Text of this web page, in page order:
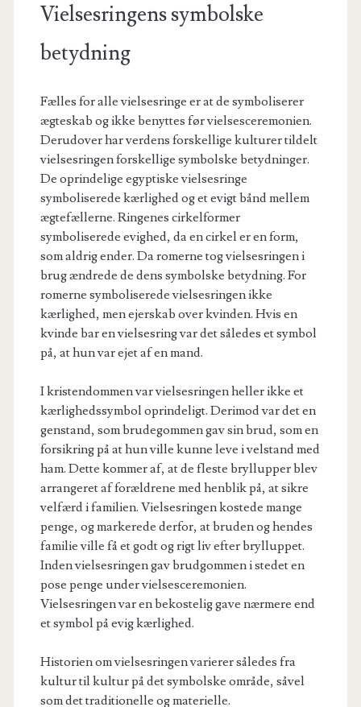
Vielsesringens symbolske
betydning
Fælles for alle vielsesringe er at de symboliserer
ægteskab og ikke benyttes før vielsesceremonien.
Derudover har verdens forskellige kulturer tildelt
vielsesringen forskellige symbolske betydninger.
De oprindelige egyptiske vielsesringe
symboliserede kærlighed og et evigt bånd mellem
ægtefællerne. Ringenes cirkelformer
symboliserede evighed, da en cirkel er en form,
som aldrig ender. Da romerne tog vielsesringen i
brug ændrede de dens symbolske betydning. For
romerne symboliserede vielsesringen ikke
kærlighed, men ejerskab over kvinden. Hvis en
kvinde bar en vielsesring var det således et symbol
på, at hun var ejet af en mand.
I kristendommen var vielsesringen heller ikke et
kærlighedssymbol oprindeligt. Derimod var det en
genstand, som brudegommen gav sin brud, som en
forsikring på at hun ville kunne leve i velstand med
ham. Dette kommer af, at de fleste bryllupper blev
arrangeret af forældrene med henblik på, at sikre
velfærd i familien. Vielsesringen kostede mange
penge, og markerede derfor, at bruden og hendes
familie ville få et godt og rigt liv efter brylluppet.
Inden vielsesringen gav brudgommen i stedet en
pose penge under vielsesceremonien.
Vielsesringen var en bekostelig gave nærmere end
et symbol på evig kærlighed.
Historien om vielsesringen varierer således fra
kultur til kultur på det symbolske område, såvel
som det traditionelle og materielle.